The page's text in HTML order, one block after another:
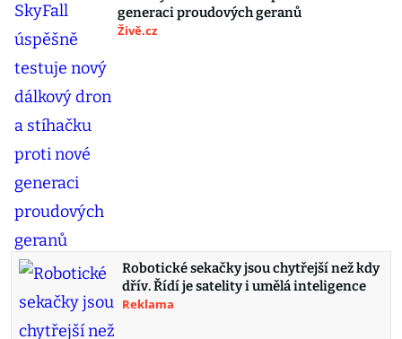
generaci proudových geranů
Živě.cz
Robotické sekačky jsou chytřejší než kdy
dřív. Řídí je satelity i umělá inteligence
Reklama